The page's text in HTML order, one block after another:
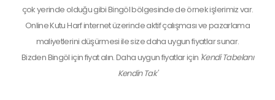
çok yerinde olduğu gibi Bingöl bölgesinde de örnek işlerimiz var.
Online Kutu Harf internet üzerinde aktif çalışması ve pazarlama
maliyetlerini düşürmesi ile size daha uygun fiyatlar sunar.
BizdenBingöliçin fiyat alın. Daha uygun fiyatlar için 'Kendi Tabelanı
Kendin Tak'